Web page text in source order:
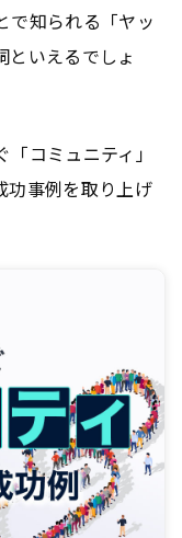
で知られる「ヤッ
といえるでしょ
コミュニティ」
功事例を取り上げ